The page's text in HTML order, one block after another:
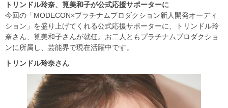
トリンドル玲奈、筧美和子が公式応援サポーターに
今回の「MODECON×プラチナムプロダクション新人開発オーディ
ション」を盛り上げてくれる公式応援サポーターに、トリンドル玲
奈さん、筧美和子さんが就任。お二人ともプラチナムプロダクショ
ンに所属し、芸能界で現在活躍中です。
トリンドル玲奈さん